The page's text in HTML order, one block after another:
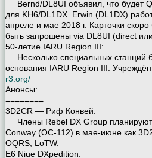
Bernd/DL8UI объявил, что будет
для KH6/DL1DX. Erwin (DL1DX)
апреле и мае 2018 г. Карточки скоро
быть запрошены via DL8UI (direct
50-летие IARU Region III:
Несколько специальных станций
основания IARU Region III.
r3.org/
Анонсы:
========
3D2CR — Риф Конвей:
Члены Rebel DX Group планируют
Conway (OC-112) в мае-июне как
OQRS, LoTW.
E6 Niue DXpedition: